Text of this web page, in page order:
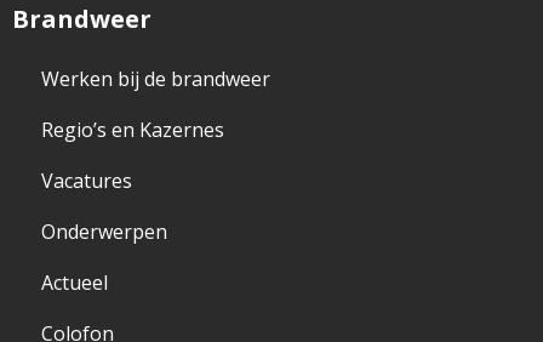
Brandweer
Werken bij de brandweer
Regio’s en Kazernes
Vacatures
Onderwerpen
Actueel
Colofon